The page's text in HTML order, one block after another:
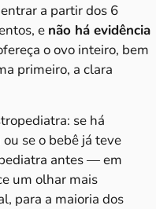
a partir dos 6
e não há evidência
o ovo inteiro, bem
primeiro, a clara
se há
se o bebê já teve
antes — em
um olhar mais
para a maioria dos